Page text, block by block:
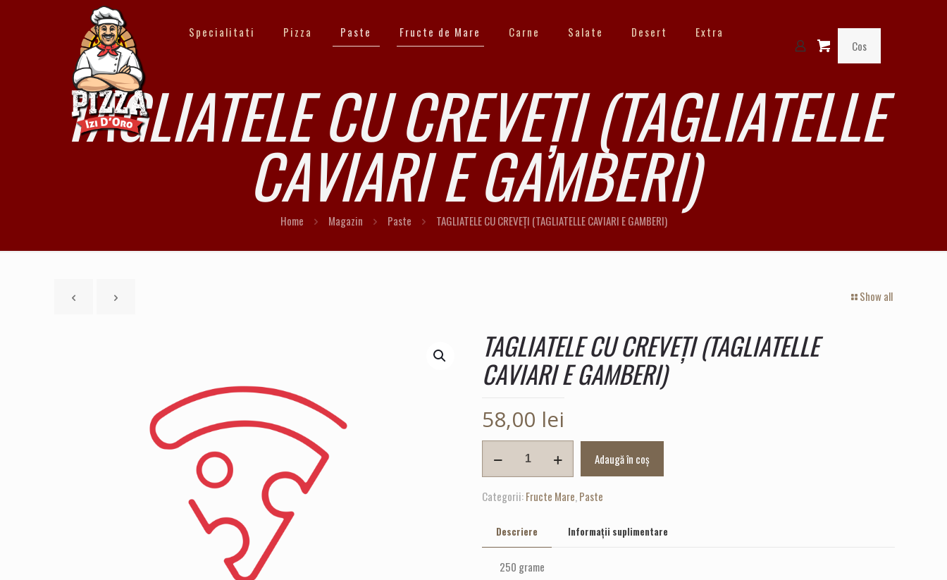
Specialitati Pizza Paste Fructe de Mare Carne Salate Desert
Extra
Cos
TAGLIATELE CU CREVEȚI (TAGLIATELLE
CAVIARI E GAMBERI)
Home Magazin Paste TAGLIATELE CU CREVEȚI (TAGLIATELLE CAVIARI E GAMBERI)
Show all
TAGLIATELE CU CREVEȚI (TAGLIATELLE
CAVIARI E GAMBERI)
58,00 lei
TAGLIATELE
CREVEȚI
CAVIARI
GAMBERI)
Adaugă în coș
Categorii:Fructe Mare Paste
Descriere Informații suplimentare
250 grame